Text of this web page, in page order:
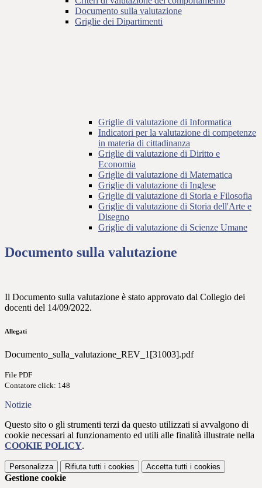
Documento sulla valutazione
Griglie dei Dipartimenti
Griglie di valutazione di Informatica
Indicatori per la valutazione di competenze
in materia di cittadinanza
Griglie di valutazione di Diritto e
Economia
Griglie di valutazione di Matematica
Griglie di valutazione di Inglese
Griglie di valutazione di Storia e Filosofia
Griglie di valutazione di Storia dell'Arte e
Disegno
Griglie di valutazione di Scienze Umane
Documento sulla valutazione
Il Documento sulla valutazione è stato approvato dal Collegio dei
docenti del 14/09/2022.
Allegati
Documento_sulla_valutazione_REV_1[31003].pdf
File PDF
Contatore click: 148
Notizie
Questo sito o gli strumenti terzi da questo utilizzati si avvalgono di
cookie necessari al funzionamento ed utili alle finalità illustrate nella
COOKIE POLICY.
Personalizza Rifiuta tutti i cookies Accetta tutti i cookies
Gestione cookie